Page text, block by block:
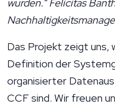
Das Projekt zeigt uns,
Definition der
organisierter
CCF sind. Wir freuen